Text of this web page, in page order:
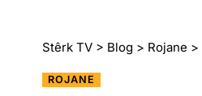
Stêrk TV > Blog > Rojane >
ROJANE